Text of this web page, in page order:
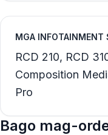
MGA INFOTAINMENT
RCD 210, RCD
Composition
Pro
Bago mag-